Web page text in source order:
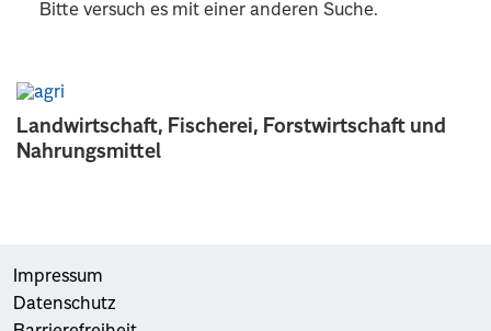
Landwirtschaft, Fischerei, Forstwirtschaft und
Nahrungsmittel
Bitte versuch es mit einer anderen Suche.
Impressum
Datenschutz